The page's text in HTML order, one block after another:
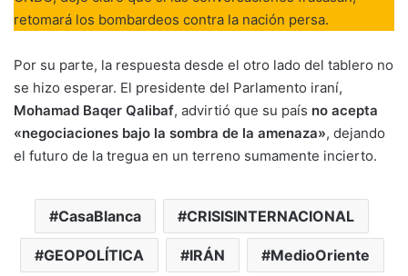
retomará los bombardeos contra la nación persa.
Por su parte, la respuesta desde el otro lado del tablero no
se hizo esperar. El presidente del Parlamento iraní,
Mohamad Baqer Qalibaf, advirtió que su país no acepta
«negociaciones bajo la sombra de la amenaza», dejando
el futuro de la tregua en un terreno sumamente incierto.
CasaBlanca CRISISINTERNACIONAL
GEOPOLÍTICA IRÁN MedioOriente